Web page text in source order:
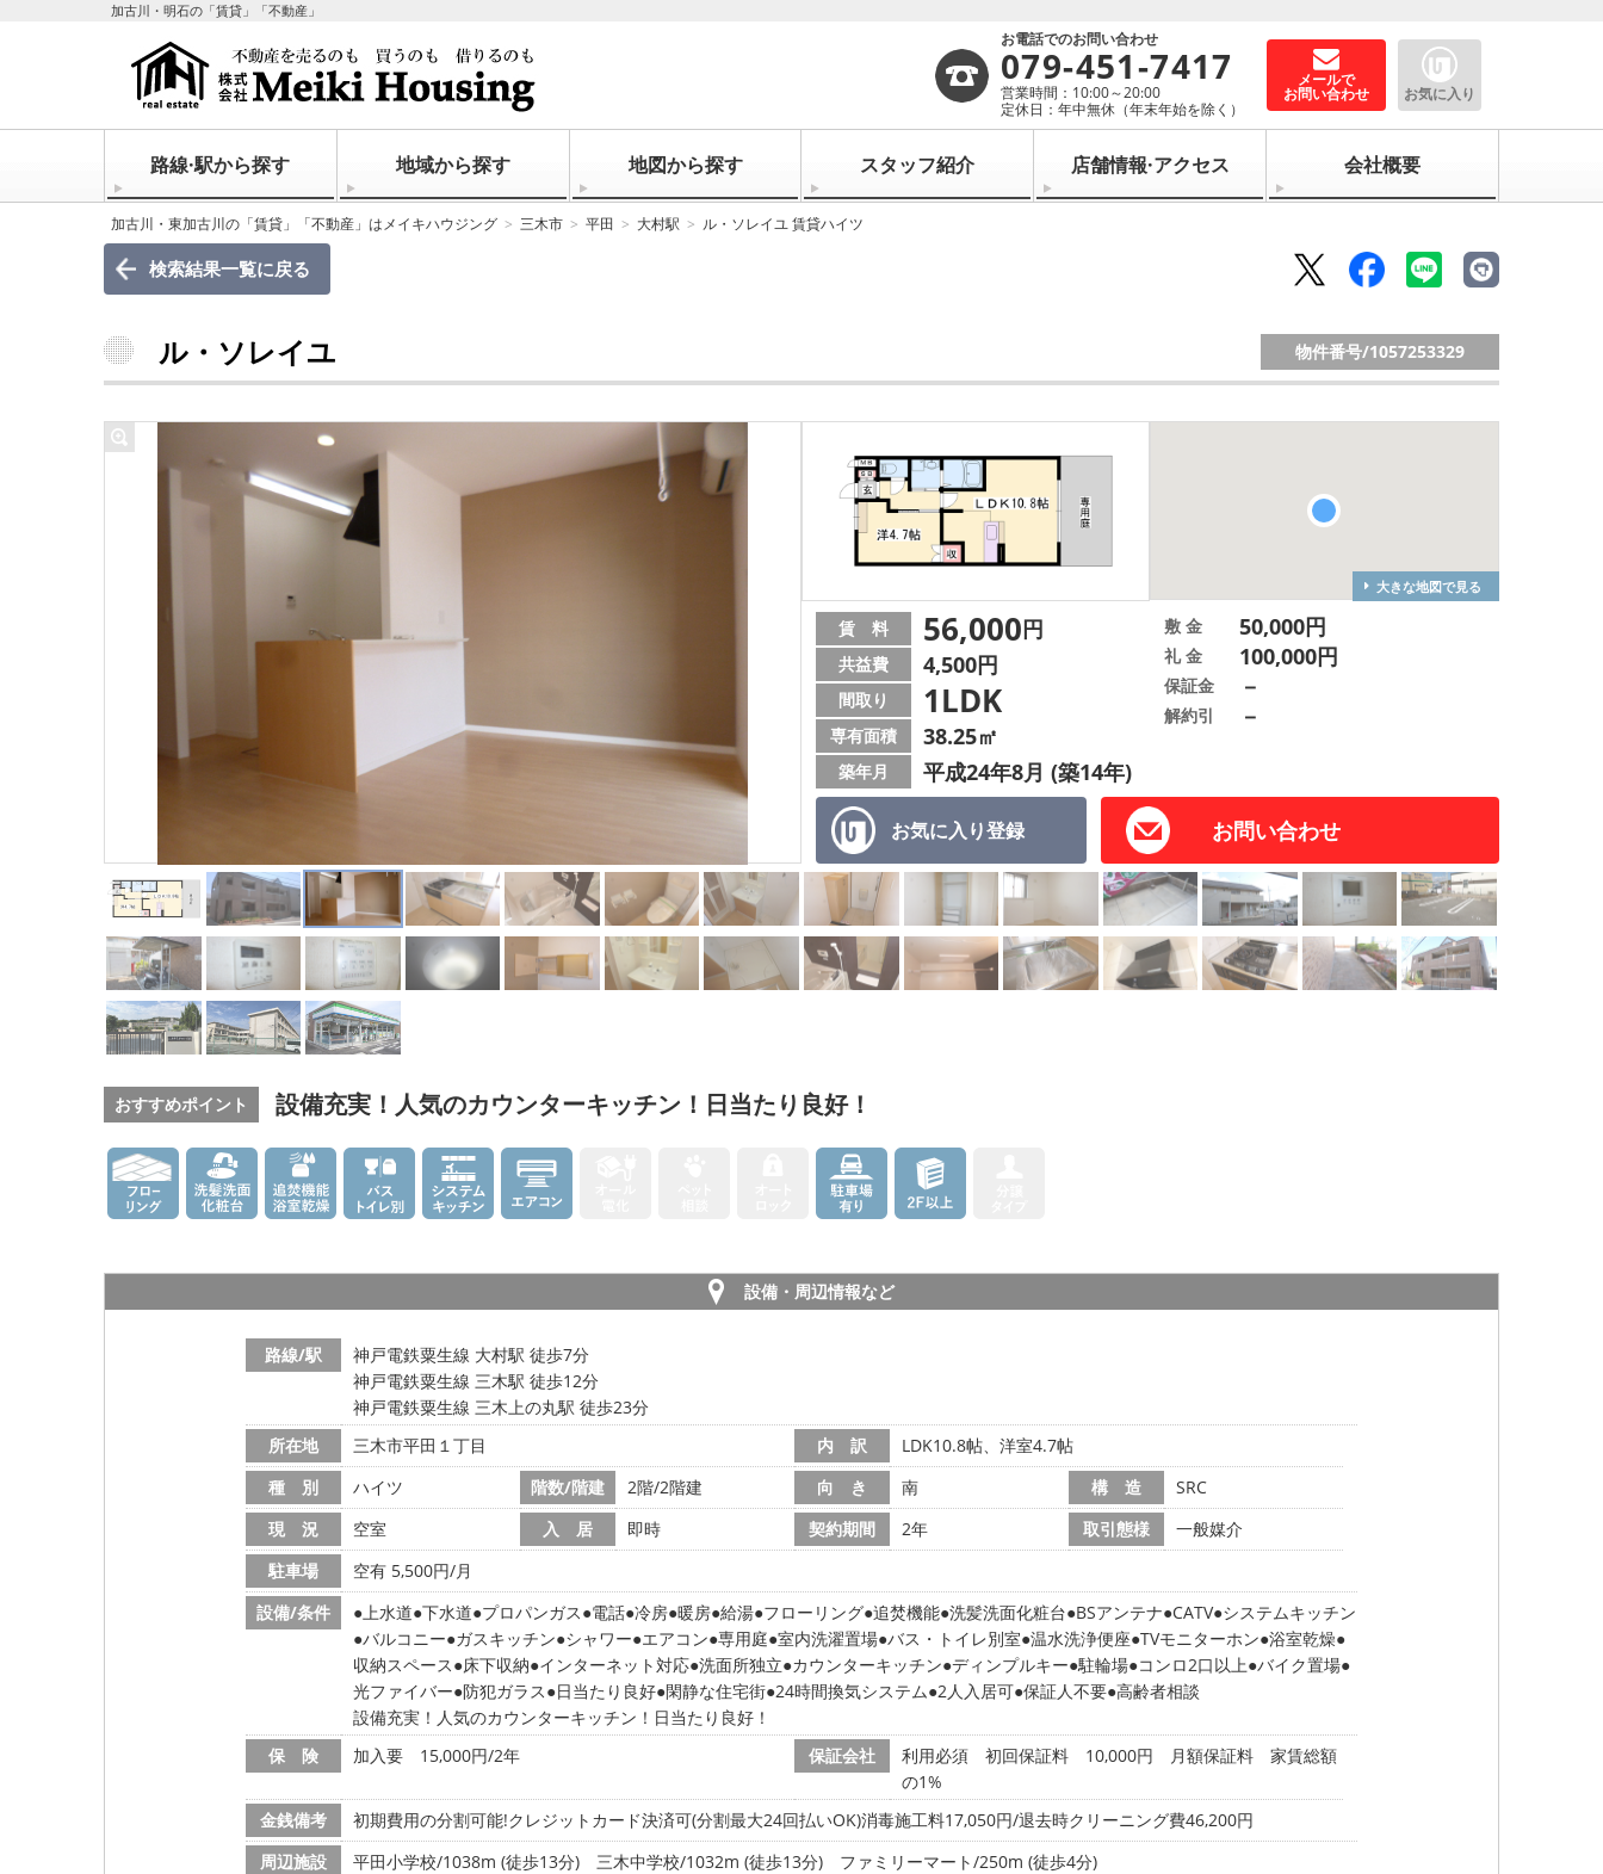
加古川・明石の「賃貸」「不動産」
お電話でのお問い合わせ
079-451-7417
営業時間：10:00～20:00
定休日：年中無休（年末年始を除く）
メールで
お問い合わせ お気に入り
路線·駅から探す 地域から探す 地図から探す スタッフ紹介 店舗情報·アクセス 会社概要
加古川・東加古川の「賃貸」「不動産」はメイキハウジング 三木市 平田 大村駅 ル・ソレイユ 賃貸ハイツ
検索結果一覧に戻る
ル・ソレイユ 物件番号/1057253329
大きな地図で見る
お気に入り登録 お問い合わせ
賃 料 56,000円
共益費 4,500円
間取り 1LDK
専有面積 38.25㎡
築年月 平成24年8月 (築14年)
敷 金 50,000円
礼 金 100,000円
保証金 －
解約引 －
おすすめポイント 設備充実！人気のカウンターキッチン！日当たり良好！
設備・周辺情報など
路線/駅
神戸電鉄粟生線 大村駅 徒歩7分
神戸電鉄粟生線 三木駅 徒歩12分
神戸電鉄粟生線 三木上の丸駅 徒歩23分
所在地
三木市平田１丁目 内 訳
LDK10.8帖、洋室4.7帖
種 別
ハイツ 階数/階建 2階/2階建 向 き 南 構 造
SRC
現 況
空室 入 居 即時 契約期間 2年 取引態様
一般媒介
駐車場
空有 5,500円/月
設備/条件
上水道 下水道 プロパンガス 電話 冷房 暖房 給湯 フローリング 追焚機能 洗髪洗面化粧台 BSアンテナ CATV システムキッチン
バルコニー ガスキッチン シャワー エアコン 専用庭 室内洗濯置場 バス・トイレ別室 温水洗浄便座 TVモニターホン 浴室乾燥
収納スペース 床下収納 インターネット対応 洗面所独立 カウンターキッチン ディンプルキー 駐輪場 コンロ2口以上 バイク置場
光ファイバー 防犯ガラス 日当たり良好 閑静な住宅街 24時間換気システム 2人入居可 保証人不要 高齢者相談
設備充実！人気のカウンターキッチン！日当たり良好！
保 険
加入要 15,000円/2年 保証会社
利用必須 初回保証料 10,000円 月額保証料 家賃総額
の1%
金銭備考
初期費用の分割可能!クレジットカード決済可(分割最大24回払いOK)消毒施工料17,050円/退去時クリーニング費46,200円
周辺施設
平田小学校/1038m (徒歩13分) 三木中学校/1032m (徒歩13分)
ファミリーマート/250m (徒歩4分)